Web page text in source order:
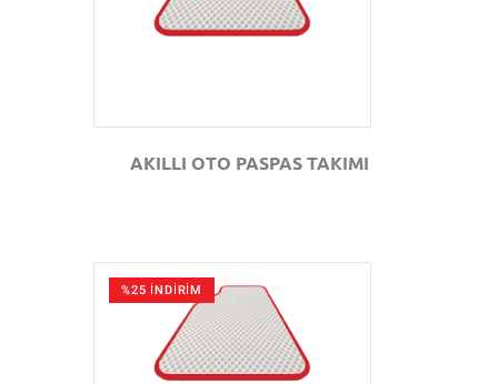
AKILLI OTO PASPAS TAKIMI
%25 İNDİRİM